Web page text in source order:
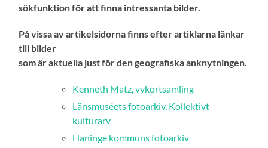
sökfunktion för att finna intressanta bilder.
På vissa av artikelsidorna finns efter artiklarna länkar
till bilder
som är aktuella just för den geografiska anknytningen.
Kenneth Matz, vykortsamling
Länsmuséets fotoarkiv, Kollektivt
kulturarv
Haninge kommuns fotoarkiv